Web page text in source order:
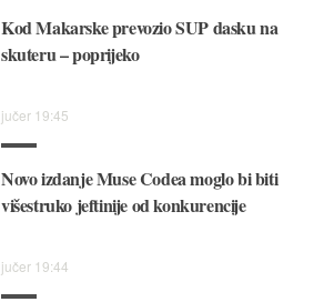
Kod Makarske prevozio SUP dasku na
skuteru – poprijeko
jučer 19:45
Novo izdanje Muse Codea moglo bi biti
višestruko jeftinije od konkurencije
jučer 19:44